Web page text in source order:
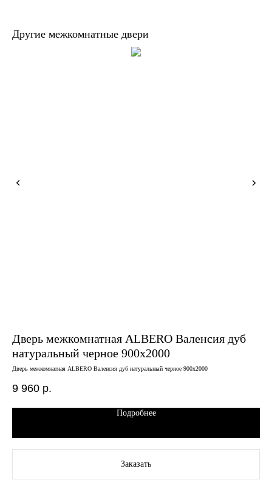
Другие межкомнатные двери
Дверь межкомнатная ALBERO Валенсия дуб
натуральный черное 900х2000
Дверь межкомнатная ALBERO Валенсия дуб натуральный черное 900х2000
9 960 р.
Подробнее
Заказать